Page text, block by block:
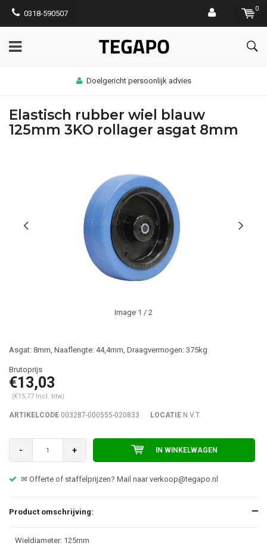
0318-590507
0
Doelgericht persoonlijk advies
Elastisch rubber wiel blauw
125mm 3KO rollager asgat 8mm
Image 1 / 2
Asgat: 8mm, Naaflengte: 44,4mm, Draagvermogen: 375kg
€13,03
(€15,77 Incl. btw)
ARTIKELCODE 003287-000555-020833 LOCATIE N.V.T.
- + IN WINKELWAGEN
✉ Offerte of staffelprijzen? Mail naarverkoop@tegapo.nl
Product omschrijving:
Wieldiameter: 125mm